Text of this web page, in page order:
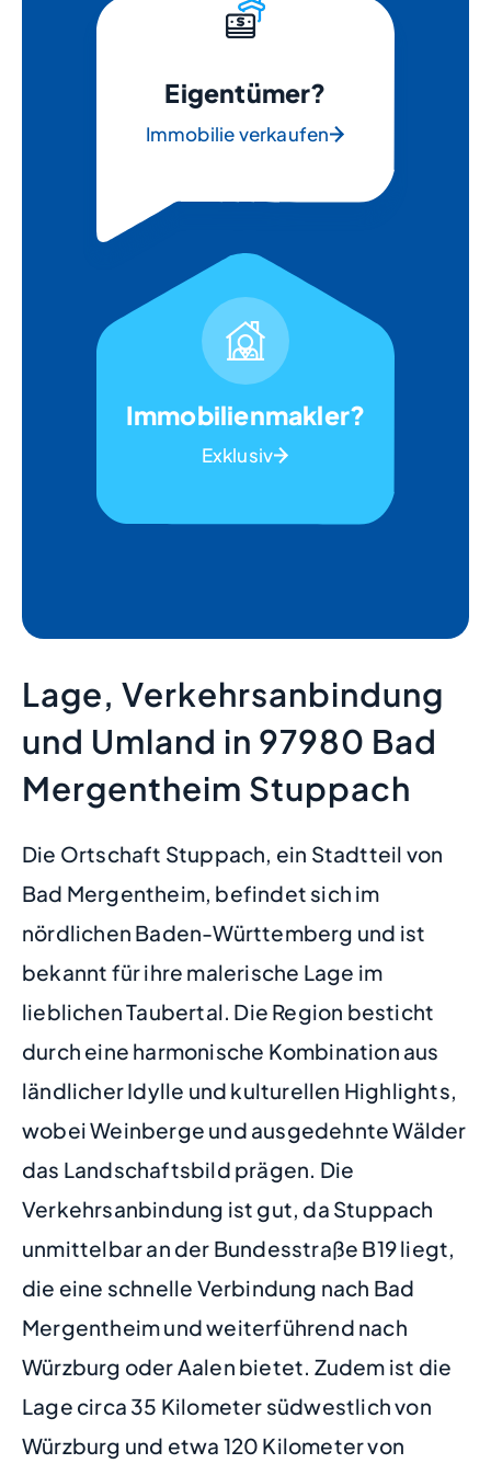
Eigentümer?
Immobilie verkaufen
Immobilienmakler?
Exklusiv
Lage, Verkehrsanbindung
und Umland in 97980 Bad
Mergentheim Stuppach
Die Ortschaft Stuppach, ein Stadtteil von
Bad Mergentheim, befindet sich im
nördlichen Baden-Württemberg und ist
bekannt für ihre malerische Lage im
lieblichen Taubertal. Die Region besticht
durch eine harmonische Kombination aus
ländlicher Idylle und kulturellen Highlights,
wobei Weinberge und ausgedehnte Wälder
das Landschaftsbild prägen. Die
Verkehrsanbindung ist gut, da Stuppach
unmittelbar an der Bundesstraße B19 liegt,
die eine schnelle Verbindung nach Bad
Mergentheim und weiterführend nach
Würzburg oder Aalen bietet. Zudem ist die
Lage circa 35 Kilometer südwestlich von
Würzburg und etwa 120 Kilometer von